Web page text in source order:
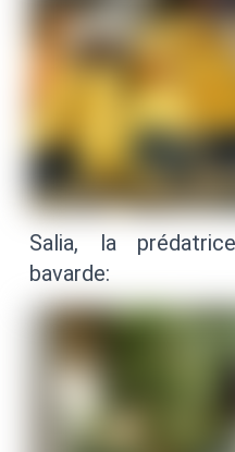
Salia, la
bavarde: